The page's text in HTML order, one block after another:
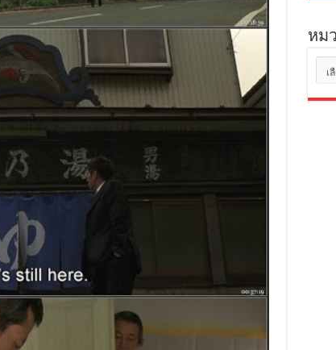
หม
หมู่